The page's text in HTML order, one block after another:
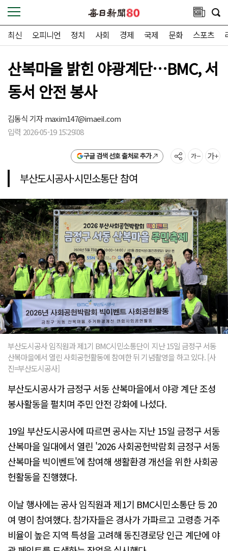
최신 오피니언 정치 사회 경제 국제 문화 스포츠
산복마을 밝힌 야광계단…BMC, 서
동서 안전 봉사
김동식 기자maxim147@imaeil.com
입력 2026-05-19 15:29:08
구글 검색 선호 출처로 추가
부산도시공사·시민소통단 참여
부산도시공사 임직원과 제1기 BMC시민소통단이 지난 15일 금정구 서동
산복마을에서 열린 사회공헌활동에 참여한 뒤 기념촬영을 하고 있다. [사
진=부산도시공사]
부산도시공사가 금정구 서동 산복마을에서 야광 계단 조성
봉사활동을 펼치며 주민 안전 강화에 나섰다.
19일 부산도시공사에 따르면 공사는 지난 15일 금정구 서동
산복마을 일대에서 열린 '2026 사회공헌박람회 금정구 서동
산복마을 빅이벤트'에 참여해 생활환경 개선을 위한 사회공
헌활동을 진행했다.
이날 행사에는 공사 임직원과 제1기 BMC시민소통단 등 20
여 명이 참여했다. 참가자들은 경사가 가파르고 고령층 거주
비율이 높은 지역 특성을 고려해 동진경로당 인근 계단에 야